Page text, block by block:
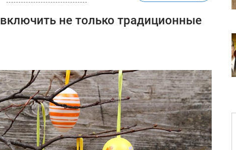
не только традиционные